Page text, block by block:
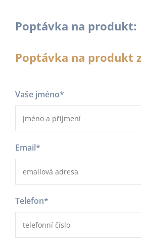
Poptávka na produkt:
Poptávka na produkt
Vaše jméno*
Email*
Telefon*